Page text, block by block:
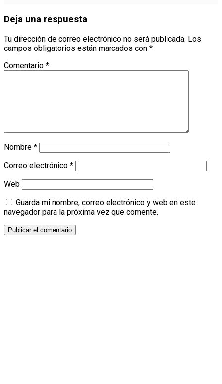
Deja una respuesta
Tu dirección de correo electrónico no será publicada. Los
campos obligatorios están marcados con *
Comentario *
Nombre *
Correo electrónico *
Web
Guarda mi nombre, correo electrónico y web en este
navegador para la próxima vez que comente.